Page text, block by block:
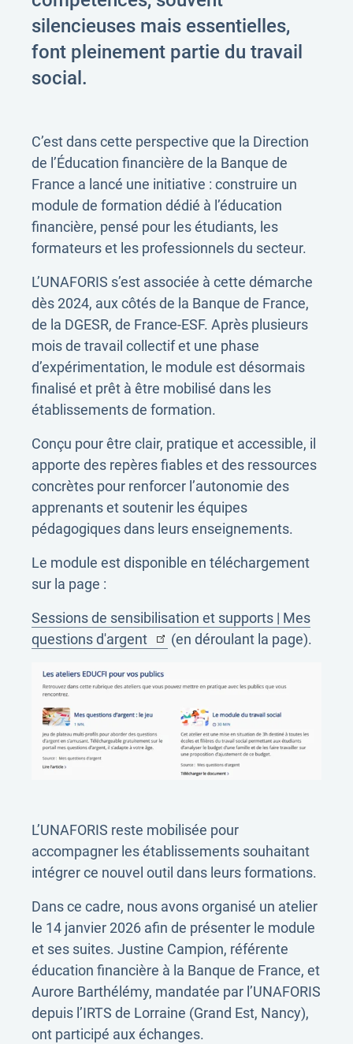
silencieuses mais essentielles,
font pleinement partie du travail
social.
C’est dans cette perspective que la Direction
de l’Éducation financière de la Banque de
France a lancé une initiative : construire un
module de formation dédié à l’éducation
financière, pensé pour les étudiants, les
formateurs et les professionnels du secteur.
L’UNAFORIS s’est associée à cette démarche
dès 2024, aux côtés de la Banque de France,
de la DGESR, de France-ESF. Après plusieurs
mois de travail collectif et une phase
d’expérimentation, le module est désormais
finalisé et prêt à être mobilisé dans les
établissements de formation.
Conçu pour être clair, pratique et accessible, il
apporte des repères fiables et des ressources
concrètes pour renforcer l’autonomie des
apprenants et soutenir les équipes
pédagogiques dans leurs enseignements.
Le module est disponible en téléchargement
sur la page :
Sessions de sensibilisation et supports | Mes
questions d'argent
(en déroulant la page).
L’UNAFORIS reste mobilisée pour
accompagner les établissements souhaitant
intégrer ce nouvel outil dans leurs formations.
Dans ce cadre, nous avons organisé un atelier
le 14 janvier 2026 afin de présenter le module
et ses suites. Justine Campion, référente
éducation financière à la Banque de France, et
Aurore Barthélémy, mandatée par l’UNAFORIS
depuis l’IRTS de Lorraine (Grand Est, Nancy),
ont participé aux échanges.